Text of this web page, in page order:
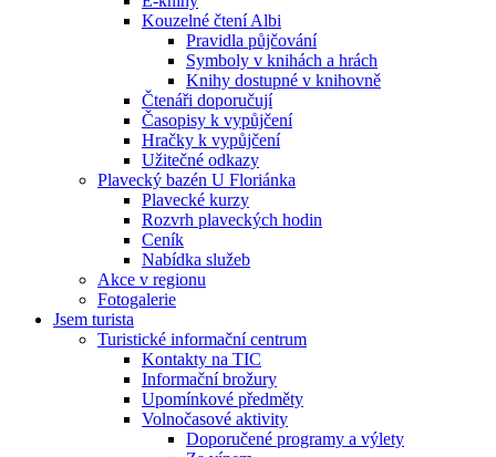
Kouzelné čtení Albi
Pravidla půjčování
Symboly v knihách a hrách
Knihy dostupné v knihovně
Čtenáři doporučují
Časopisy k vypůjčení
Hračky k vypůjčení
Užitečné odkazy
Plavecký bazén U Floriánka
Plavecké kurzy
Rozvrh plaveckých hodin
Ceník
Nabídka služeb
Akce v regionu
Fotogalerie
Jsem turista
Turistické informační centrum
Kontakty na TIC
Informační brožury
Upomínkové předměty
Volnočasové aktivity
Doporučené programy a výlety